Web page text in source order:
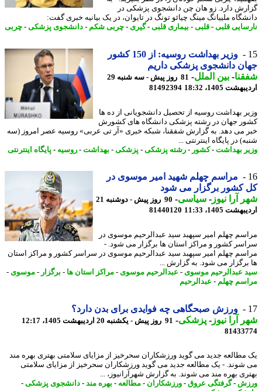
دارد. زو هان چن دانشجوی پزشکی در
ملییانگ مینگ چیائو تونگ در تایوان، در یک بیانیه خبری گفت:
قلبی-قلبی-بیماری قلبی-گیری- چربی شکم-دانشجوی پزشکی-چربی
وزیر بهداشت روسیه: از 150 کشور
دانشجوی پزشکی داریم
-بین الملل-
81 روز پیش - سه شنبه 29
1405، 18:32
81492394
بهداشت روسیه از تحصیل دانشجویانی از ده ها
جهان در رشته پزشکی دانشگاه های کشورش
می دهد. به گزارش شفقنا، شبکه خبری «آر تی عربی» روسیه عصر امروز (سه
در پایگاه اینترنتی ...
بهداشت -کشور-رشته پزشکی-پزشکی-بهداشت -روسیه-پایگاه اینترنتی
مراسم چهلم شهید امیر موسوی در
کشور برگزار می شود
آرا نیوز-سیاسی-
90 روز پیش - دوشنبه 21
1405، 11:33
81440120
چهلم امیر سپهبد سید عبدالرحیم موسوی در
کشور و مراکز استان ها برگزار می شود. -
چهلم امیر سپهبد سید عبدالرحیم موسوی در سراسر کشور و مراکز استان
می شود. به گزارش ...
عبدالرحیم موسوی-عبدالرحیم موسوی-مراکز استان ها- برگزار - موسوی-
چهلم-عبدالرحیم
ورزش صبحگاهی چه فوایدی برای بدن دارد؟
آرا نیوز-پزشکی-91 روز پیش - یکشنبه 20 اردیبهشت 1405، 12:17
جدید می گوید ورزشکاران سحرخیز از مزایای سلامتی بهتری بهره مند
- یک مطالعه جدید می گوید ورزشکاران سحرخیز از مزایای سلامتی
بهره مند می شوند. به گزارش شهرآرانیوز، ...
-گرفتگی عروق-ورزشکاران- مطالعه-بهره مند-دانشجوی پزشکی-